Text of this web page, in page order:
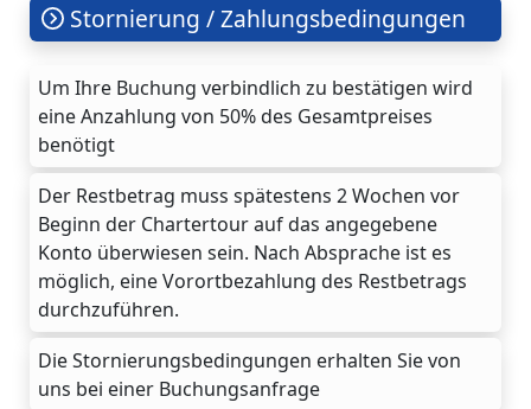
Stornierung / Zahlungsbedingungen
Um Ihre Buchung verbindlich zu bestätigen wird
eine Anzahlung von 50% des Gesamtpreises
benötigt
Der Restbetrag muss spätestens 2 Wochen vor
Beginn der Chartertour auf das angegebene
Konto überwiesen sein. Nach Absprache ist es
möglich, eine Vorortbezahlung des Restbetrags
durchzuführen.
Die Stornierungsbedingungen erhalten Sie von
uns bei einer Buchungsanfrage